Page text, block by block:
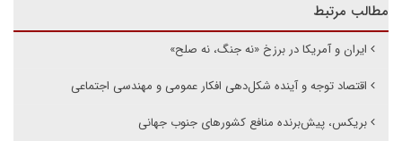
مطالب مرتبط
ایران و آمریکا در برزخ «نه جنگ، نه صلح»
اقتصاد توجه و آینده شکل‌دهی افکار عمومی و مهندسی اجتماعی
بریکس، پیش‌برنده منافع کشورهای جنوب جهانی